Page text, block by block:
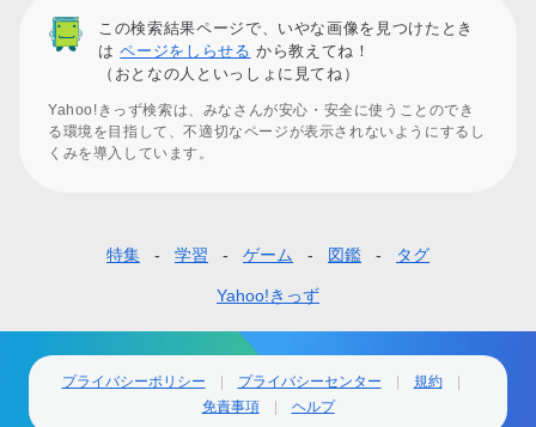
この検索結果ページで、いやな画像を見つけたとき
はページをしらせる から教えてね！
（おとなの人といっしょに見てね）
Yahoo!きっず検索は、みなさんが安心・安全に使うことのでき
る環境を目指して、不適切なページが表示されないようにするし
くみを導入しています。
タ
ー
特集 学習 ゲーム 図鑑 タグ
Yahoo!きっず
プライバシーポリシー プライバシーセンター
規約
免責事項
ヘルプ